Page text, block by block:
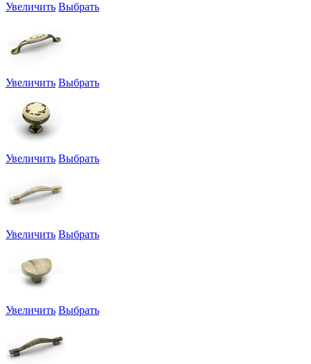
Увеличить Выбрать
Увеличить Выбрать
Увеличить Выбрать
Увеличить Выбрать
Увеличить Выбрать